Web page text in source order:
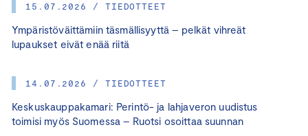
15.07.2026 / TIEDOTTEET
Ympäristöväittämiin täsmällisyyttä – pelkät vihreät
lupaukset eivät enää riitä
14.07.2026 / TIEDOTTEET
Keskuskauppakamari: Perintö- ja lahjaveron uudistus
toimisi myös Suomessa – Ruotsi osoittaa suunnan